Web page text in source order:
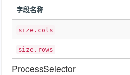
字段名称
size.cols
size.rows
ProcessSelector